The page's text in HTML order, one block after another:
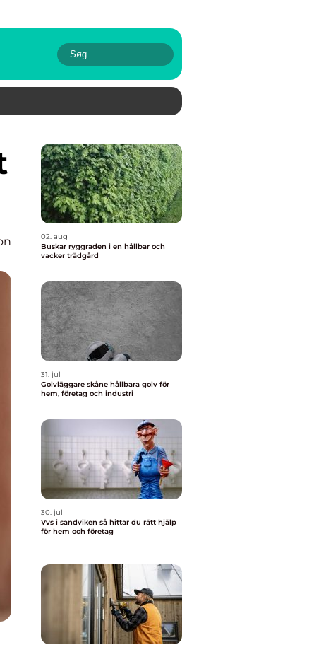
02. aug
Buskar ryggraden i en hållbar och
vacker trädgård
31. jul
Golvläggare skåne hållbara golv för
hem, företag och industri
30. jul
Vvs i sandviken så hittar du rätt hjälp
för hem och företag